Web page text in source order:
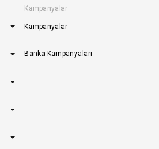
Kampanyalar
Kampanyalar
Banka Kampanyaları